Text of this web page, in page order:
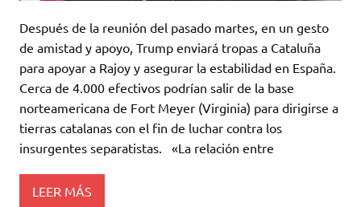
Después de la reunión del pasado martes, en un gesto
de amistad y apoyo, Trump enviará tropas a Cataluña
para apoyar a Rajoy y asegurar la estabilidad en España.
Cerca de 4.000 efectivos podrían salir de la base
norteamericana de Fort Meyer (Virginia) para dirigirse a
tierras catalanas con el fin de luchar contra los
insurgentes separatistas. «La relación entre
LEER MÁS